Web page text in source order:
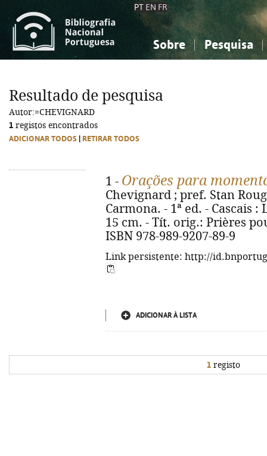
PT EN FR
Sobre Pesquisa
Ciências sociais...
Ciências sociais...
Resultado de pesquisa
Autor:=CHEVIGNARD
1 registos encontrados
ADICIONAR TODOS RETIRAR TODOS
1 - Orações para
Chevignard ; pref. Stan
Carmona. - 1ª ed. - Cascais
15 cm. - Tít. orig.: Prières
ISBN 978-989-9207-89-9
Link persistente: http://
ADICIONAR À LISTA
1 registo